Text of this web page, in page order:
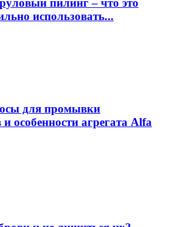
пилинг – что это
использовать...
для промывки
особенности агрегата Alfa